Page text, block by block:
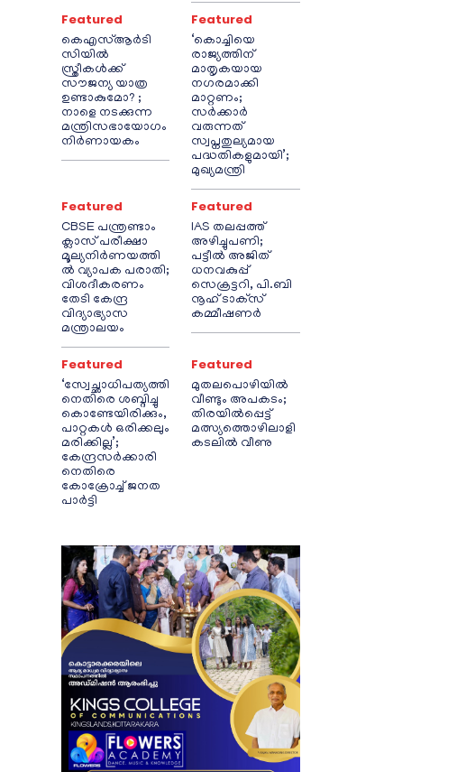
Featured
കെഎസ്ആർടി
സിയിൽ
സ്ത്രീകൾക്ക്
സൗജന്യ യാത്ര
ഉണ്ടാകുമോ? ;
നാളെ നടക്കുന്ന
മന്ത്രിസഭായോഗം
നിർണായകം
Featured
‘കൊച്ചിയെ
രാജ്യത്തിന്
മാതൃകയായ
നഗരമാക്കി
മാറ്റണം;
സർക്കാർ
വരുന്നത്
സ്വപ്നതുല്യമായ
പദ്ധതികളുമായി’;
മുഖ്യമന്ത്രി
Featured
CBSE പന്ത്രണ്ടാം
ക്ലാസ് പരീക്ഷാ
മൂല്യനിർണയത്തി
ൽ വ്യാപക പരാതി;
വിശദീകരണം
തേടി കേന്ദ്ര
വിദ്യാഭ്യാസ
മന്ത്രാലയം
Featured
IAS തലപ്പത്ത്
അഴിച്ചുപണി;
പട്ടീല്‍ അജിത്
ധനവകുപ്പ്
സെക്രട്ടറി, പി.ബി
നൂഹ് ടാക്‌സ്
കമ്മീഷണര്‍
Featured
‘സ്വേച്ഛാധിപത്യത്തി
നെതിരെ ശബ്ദിച്ചു
കൊണ്ടേയിരിക്കും,
പാറ്റകൾ ഒരിക്കലും
മരിക്കില്ല’;
കേന്ദ്രസർക്കാരി
നെതിരെ
കോക്രോച്ച് ജനത
പാർട്ടി
Featured
മുതലപൊഴിയിൽ
വീണ്ടും അപകടം;
തിരയിൽപ്പെട്ട്
മത്സ്യത്തൊഴിലാളി
കടലിൽ വീണു